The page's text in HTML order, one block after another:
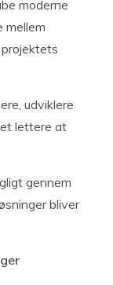
moderne
mellem
udviklere
lettere at
gennem
bliver